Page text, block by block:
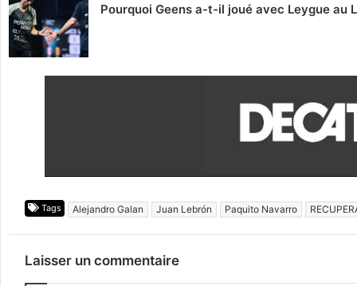
Pourquoi Geens a-t-il joué avec Leygue au
Tags Alejandro Galan Juan Lebrón Paquito Navarro
Laisser un commentaire